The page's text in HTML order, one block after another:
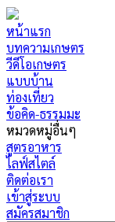
หน้าแรก
บทความเกษตร
วีดีโอเกษตร
แบบบ้าน
ท่องเที่ยว
ข้อคิด-ธรรมมะ
หมวดหมู่อื่นๆ
สูตรอาหาร
ไลฟ์สไตล์
ติดต่อเรา
เข้าสู่ระบบ
สมัครสมาชิก